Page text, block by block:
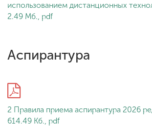
использованием дистанционных
2.49 Мб., pdf
Аспирантура
2 Правила приема аспирантура 2026
614.49 Кб., pdf